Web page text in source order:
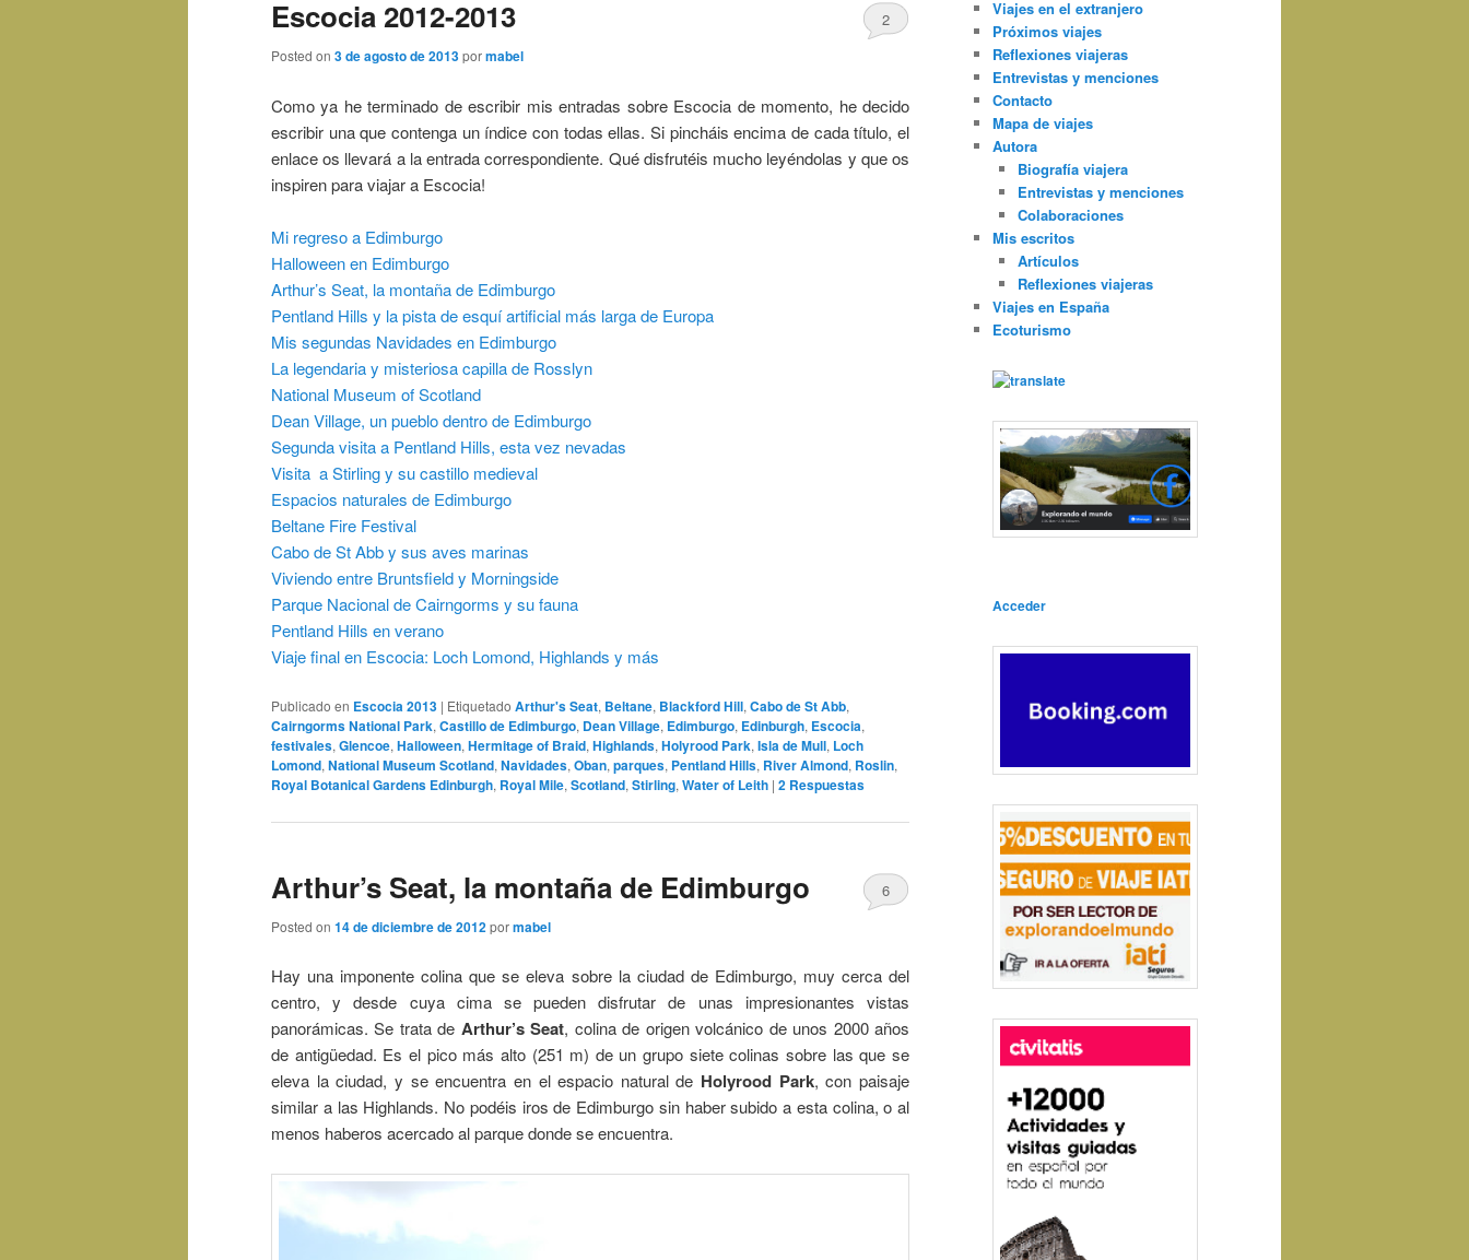
Escocia 2012-2013
Posted on 3 de agosto de 2013pormabel
2
Como ya he terminado de escribir mis entradas sobre Escocia de momento, he decido
escribir una que contenga un índice con todas ellas. Si pincháis encima de cada título, el
enlace os llevará a la entrada correspondiente. Qué disfrutéis mucho leyéndolas y que os
inspiren para viajar a Escocia!
Mi regreso a Edimburgo
Halloween en Edimburgo
Arthur’s Seat, la montaña de Edimburgo
Pentland Hills y la pista de esquí artificial más larga de Europa
Mis segundas Navidades en Edimburgo
La legendaria y misteriosa capilla de Rosslyn
National Museum of Scotland
Dean Village, un pueblo dentro de Edimburgo
Segunda visita a Pentland Hills, esta vez nevadas
Visita a Stirling y su castillo medieval
Espacios naturales de Edimburgo
Beltane Fire Festival
Cabo de St Abb y sus aves marinas
Viviendo entre Bruntsfield y Morningside
Parque Nacional de Cairngorms y su fauna
Pentland Hills en verano
Viaje final en Escocia: Loch Lomond, Highlands y más
Publicado en Escocia 2013 | Etiquetado Arthur's Seat, Beltane, Blackford Hill, Cabo de St Abb,
Cairngorms National Park, Castillo de Edimburgo, Dean Village, Edimburgo, Edinburgh, Escocia,
festivales, Glencoe, Halloween, Hermitage of Braid, Highlands, Holyrood Park, Isla de Mull, Loch
Lomond, National Museum Scotland, Navidades, Oban, parques, Pentland Hills, River Almond, Roslin,
Royal Botanical Gardens Edinburgh, Royal Mile, Scotland, Stirling, Water of Leith | 2 Respuestas
Arthur’s Seat, la montaña de Edimburgo
Posted on 14 de diciembre de 2012pormabel
6
Hay una imponente colina que se eleva sobre la ciudad de Edimburgo, muy cerca del
centro, y desde cuya cima se pueden disfrutar de unas impresionantes vistas
panorámicas. Se trata de Arthur’s Seat, colina de origen volcánico de unos 2000 años
de antigüedad. Es el pico más alto (251 m) de un grupo siete colinas sobre las que se
eleva la ciudad, y se encuentra en el espacio natural de Holyrood Park, con paisaje
similar a las Highlands. No podéis iros de Edimburgo sin haber subido a esta colina, o al
menos haberos acercado al parque donde se encuentra.
Viajes en el extranjero
Próximos viajes
Reflexiones viajeras
Entrevistas y menciones
Contacto
Mapa de viajes
Autora
Biografía viajera
Entrevistas y menciones
Colaboraciones
Mis escritos
Artículos
Reflexiones viajeras
Viajes en España
Ecoturismo
Acceder